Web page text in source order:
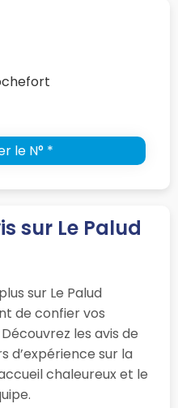
le N° *
sur Le Palud
sur Le Palud
de confier vos
les avis de
d’expérience sur la
chaleureux et le